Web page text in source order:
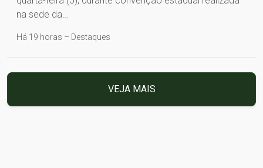
na sede da…
Há 19 horas – Destaques
VEJA MAIS